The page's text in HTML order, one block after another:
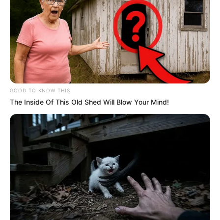
egy korábbi képet villantanak fel: egy gyereket, aki
már nagyon korán a politika felé fordult, és akinek
az útja végül sok kanyar után valóban a kormányfői
székig vezetett.
A győzelem után jön a nehezebb
rész
Magyar István megszólalása azért is fontos, mert
nem engedi, hogy a történet pusztán eufóriáról
szóljon. A választási győzelem, a parlamenti eskü
és a Kossuth téri ünneplés után most kezdődik az a
szakasz, amelyben az ígéretekből döntéseknek kell
születniük.
GOOD TO KNOW THIS
The Inside Of This Old Shed Will Blow Your Mind!